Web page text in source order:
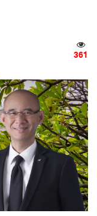
361